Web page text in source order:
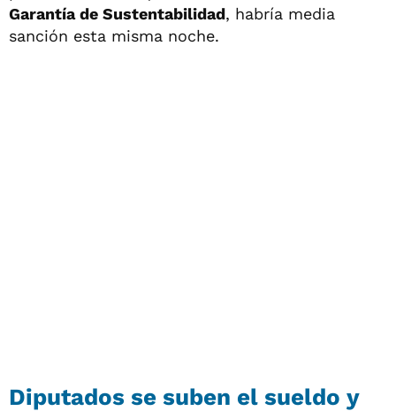
Garantía de Sustentabilidad, habría media
sanción esta misma noche.
Diputados se suben el sueldo y